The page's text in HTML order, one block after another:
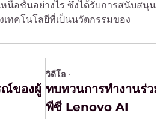
นือชั้นอย่างไร ซึ่งได้รับการสนับสนุน
ทคโนโลยีที่เป็นนวัตกรรมของ
ณ์ของผู้
วิดีโอ ·
ทบทวนการทำงานร่วม
พีซี Lenovo AI